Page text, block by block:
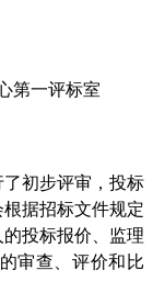
第一评标室
初步评审，投标
据招标文件规定
投标报价、监理
审查、评价和比